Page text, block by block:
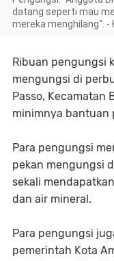
datang seperti mau
mereka menghilang".
Ribuan pengungsi
mengungsi di
Passo, Kecamatan
minimnya bantuan
Para pengungsi
pekan mengungsi
sekali
dan air mineral.
Para pengungsi
pemerintah Kota